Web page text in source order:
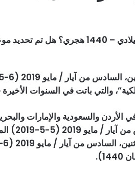
والتي باتت في السنوات
في الأردن والسعودية والإمارات
الدول